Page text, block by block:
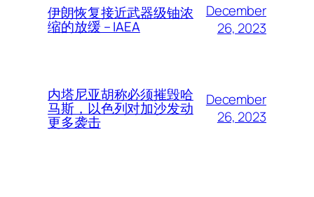
伊朗恢复接近武器级铀浓
缩的放缓 – IAEA
December
26, 2023
内塔尼亚胡称必须摧毁哈
马斯，以色列对加沙发动
更多袭击
December
26, 2023